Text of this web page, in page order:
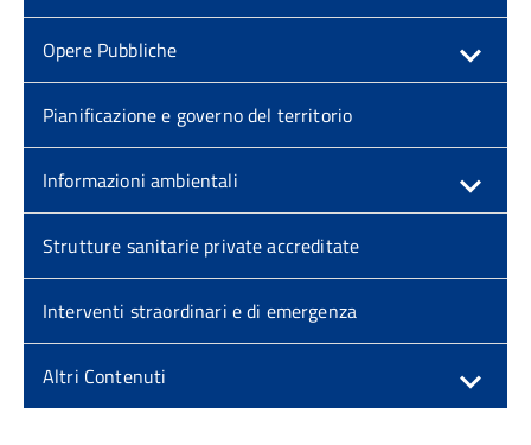
Opere Pubbliche
Pianificazione e governo del territorio
Informazioni ambientali
Strutture sanitarie private accreditate
Interventi straordinari e di emergenza
Altri Contenuti